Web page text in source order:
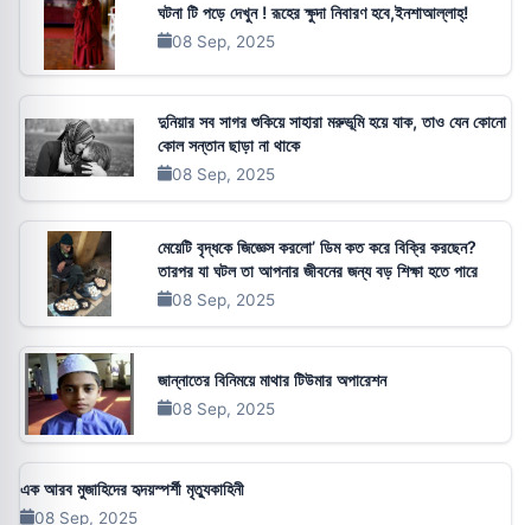
ঘটনা টি পড়ে দেখুন ! রূহের ক্ষুদা নিবারণ হবে,ইনশাআল্লাহ্!
08 Sep, 2025
দুনিয়ার সব সাগর শুকিয়ে সাহারা মরুভূমি হয়ে যাক, তাও যেন কোনো
কোল সন্তান ছাড়া না থাকে
08 Sep, 2025
মেয়েটি বৃদ্ধকে জিজ্ঞেস করলো’ ডিম কত করে বিক্রি করছেন?
তারপর যা ঘটল তা আপনার জীবনের জন্য বড় শিক্ষা হতে পারে
08 Sep, 2025
জান্নাতের বিনিময়ে মাথার টিউমার অপারেশন
08 Sep, 2025
এক আরব মুজাহিদের হৃদয়স্পর্শী মৃত্যুকাহিনী
08 Sep, 2025